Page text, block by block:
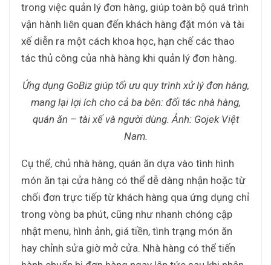
trong việc quản lý đơn hàng, giúp toàn bộ quá trình
vận hành liên quan đến khách hàng đặt món và tài
xế diễn ra một cách khoa học, hạn chế các thao
tác thủ công của nhà hàng khi quản lý đơn hàng.
Ứng dụng GoBiz giúp tối ưu quy trình xử lý đơn hàng,
mang lại lợi ích cho cả ba bên: đối tác nhà hàng,
quán ăn – tài xế và người dùng. Ảnh: Gojek Việt
Nam.
Cụ thể, chủ nhà hàng, quán ăn dựa vào tình hình
món ăn tại cửa hàng có thể dễ dàng nhận hoặc từ
chối đơn trực tiếp từ khách hàng qua ứng dụng chỉ
trong vòng ba phút, cũng như nhanh chóng cập
nhật menu, hình ảnh, giá tiền, tình trạng món ăn
hay chỉnh sửa giờ mở cửa. Nhà hàng có thể tiến